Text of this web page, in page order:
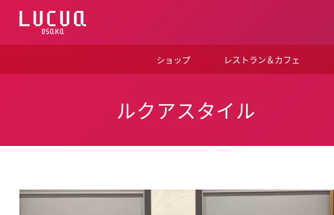
ス
ショップ レストラン＆カフェ
ルクアスタイル